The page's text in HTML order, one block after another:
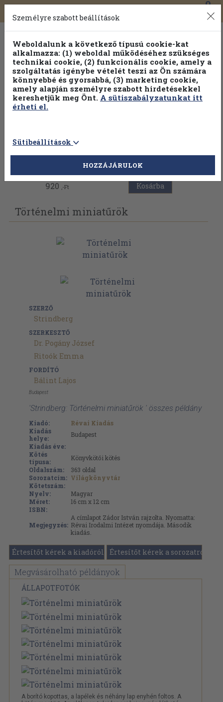
Toggle
navigation
0
Válogasson több mint 1.000.000 kiadványunk közül
100% kedvezménnyel!
Vissza az előző oldalra
920 ,-Ft Kosárba
Történelmi miniatűrök
SZERZŐ
Strindberg
SZERKESZTŐ
Dr. Pogány József
Ritoók Emma
FORDÍTÓ
Bálint Lajos
Budapest
'Strindberg: Történelmi miniatűrök ' összes példány
Kiadó:
Révai Kiadás
Kiadás
helye:
Budapest
Kiadás éve:
Kötés
típusa:
Könyvkötői kötés
Oldalszám:
363 oldal
Sorozatcím: Világkönyvtár
Kötetszám:
Nyelv:
Magyar
Méret:
16 cm x 12 cm
ISBN:
Megjegyzés:
A címlapot Zádor István rajzolta. Nyomatta:
Révai Irodalmi Intézet nyomdája. Második
kiadás.
Értesítőt kérek a kiadóról Értesítőt kérek a sorozatról
Megvásárolható példányok
ÁLLAPOTFOTÓK
A borító kopottas, a lapélek és néhány lap enyhén foltos. A
Személyre szabott beállítások
Weboldalunk a következő típusú cookie-kat
alkalmazza: (1) weboldal működéséhez szükséges
technikai cookie, (2) funkcionális cookie, amely a
szolgáltatás igénybe vételét teszi az Ön számára
könnyebbé és gyorsabbá, (3) marketing cookie,
amely alapján személyre szabott hirdetésekkel
kereshetjük meg Önt. A sütiszabályzatunkat itt
érheti el.
Sütibeállítások
HOZZÁJÁRULOK